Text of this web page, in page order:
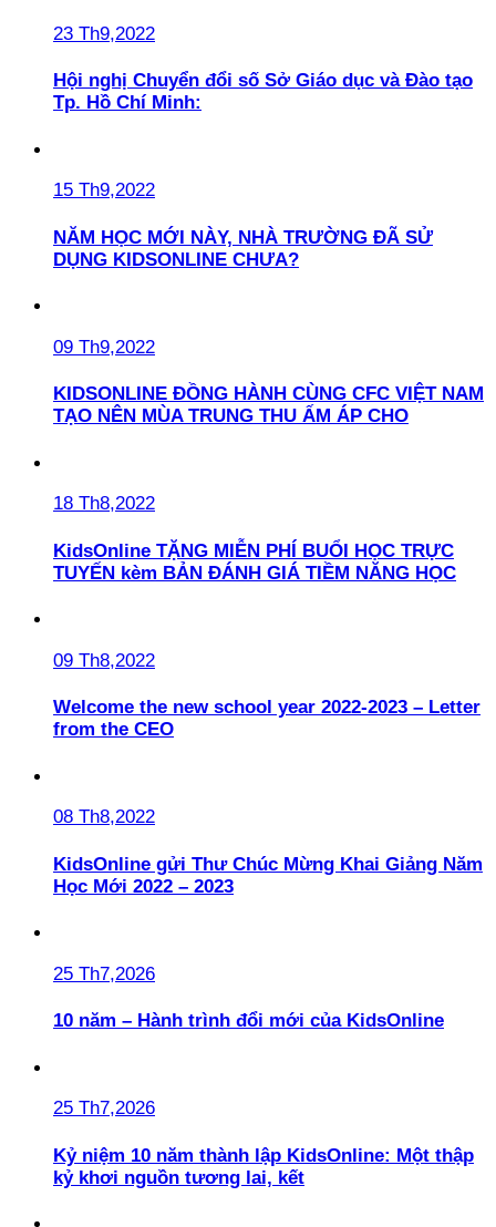
23 Th9,2022
Hội nghị Chuyển đổi số Sở Giáo dục và Đào tạo
Tp. Hồ Chí Minh:
15 Th9,2022
NĂM HỌC MỚI NÀY, NHÀ TRƯỜNG ĐÃ SỬ
DỤNG KIDSONLINE CHƯA?
09 Th9,2022
KIDSONLINE ĐỒNG HÀNH CÙNG CFC VIỆT NAM
TẠO NÊN MÙA TRUNG THU ẤM ÁP CHO
18 Th8,2022
KidsOnline TẶNG MIỄN PHÍ BUỔI HỌC TRỰC
TUYẾN kèm BẢN ĐÁNH GIÁ TIỀM NĂNG HỌC
09 Th8,2022
Welcome the new school year 2022-2023 – Letter
from the CEO
08 Th8,2022
KidsOnline gửi Thư Chúc Mừng Khai Giảng Năm
Học Mới 2022 – 2023
25 Th7,2026
10 năm – Hành trình đổi mới của KidsOnline
25 Th7,2026
Kỷ niệm 10 năm thành lập KidsOnline: Một thập
kỷ khơi nguồn tương lai, kết